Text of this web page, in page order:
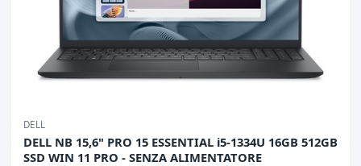
DELL
DELL NB 15,6" PRO 15 ESSENTIAL i5-1334U 16GB 512GB
SSD WIN 11 PRO - SENZA ALIMENTATORE